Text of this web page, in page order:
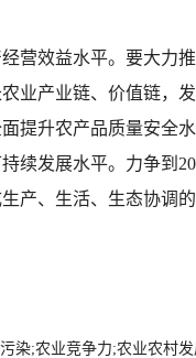
效益水平。要大力推
业产业链、价值链，
提升农产品质量安全
续发展水平。力争到
产、生活、生态协调的
染;农业竞争力;农业农村